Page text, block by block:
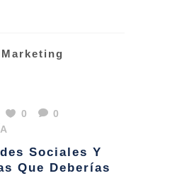
Marketing
0
0
Sociales Y
Que Deberías